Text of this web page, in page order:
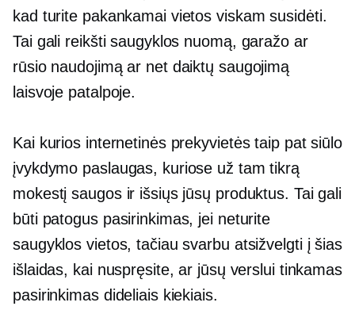
kad turite pakankamai vietos viskam susidėti.
Tai gali reikšti saugyklos nuomą, garažo ar
rūsio naudojimą ar net daiktų saugojimą
laisvoje patalpoje.
Kai kurios internetinės prekyvietės taip pat siūlo
įvykdymo paslaugas, kuriose už tam tikrą
mokestį saugos ir išsiųs jūsų produktus. Tai gali
būti patogus pasirinkimas, jei neturite
saugyklos vietos, tačiau svarbu atsižvelgti į šias
išlaidas, kai nuspręsite, ar jūsų verslui tinkamas
pasirinkimas dideliais kiekiais.